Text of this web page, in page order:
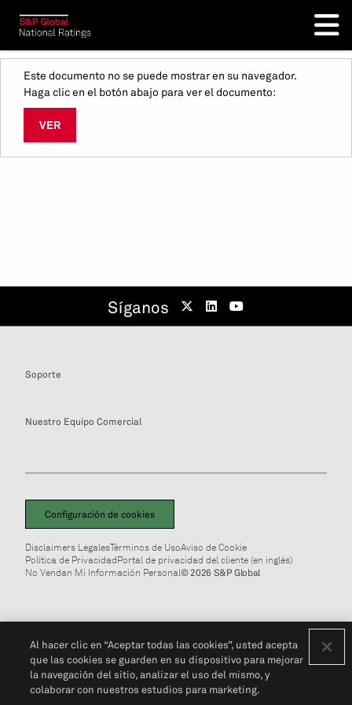
Este documento no se puede mostrar en su navegador.
Haga clic en el botón abajo para ver el documento:
VER
Síganos
Soporte
Nuestro Equipo Comercial
Configuración de cookies
Disclaimers LegalesTérminos de UsoAviso de Cookie
Política de PrivacidadPortal de privacidad del cliente (en inglés)
No Vendan Mi Información Personal© 2026 S&P Global
Al hacer clic en “Aceptar todas las cookies”, usted acepta
que las cookies se guarden en su dispositivo para mejorar
la navegación del sitio, analizar el uso del mismo, y
colaborar con nuestros estudios para marketing.